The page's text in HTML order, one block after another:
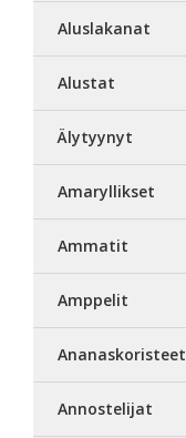
Aluslakanat
Alustat
Älytyynyt
Amaryllikset
Ammatit
Amppelit
Ananaskoristeet
Annostelijat